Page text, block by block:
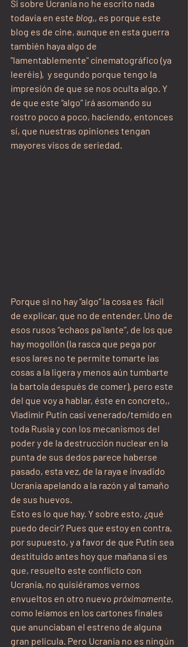
Si sobre Ucrania no he escrito nada
todavía en este blog,, es porque este
blog es de cine, aunque en esta guerra
también haya algo de
"lamentablemente" cinematográfico (ya
leeréis),  y segundo porque tengo la
impresión de que se nos oculta algo. Y
de que este “algo” irá asomando su
rostro poco a poco, haciendo, entonces
sí, que nuestras opiniones tengan
mayores visos de seriedad.
Porque si no hay “algo” la cosa es  fácil
de explicar, que no de entender. Uno de
esos rusos “echaos pa´lante”, de los que
hay mogollón (la rasca que pega por
esos lares no te permite tomarte las
cosas a la ligera y menos aún tumbarte
la bartola después de comer), pero este
del que voy a hablar, éste en concreto,,
Vladimir Putin casi venerado/temido en
toda Rusia y con los mecanismos del
poder y de la destrucción nuclear en la
punta de sus dedos parece haberse
pasado, esta vez, de la raya e invadido
Ucrania apelando a la razón y al tamaño
de sus huevos.
Esto es lo que hay. Y sobre esto, ¿qué
puedo decir? Pues que estoy en contra,
por supuesto, y a favor de que Putin sea
destituido antes hoy que mañana si es
que, resuelto este conflicto con
Ucrania, no quisiéramos vernos
envueltos en otro nuevo próximamente,
como leíamos en los cartones finales
que anunciaban el estreno de alguna
gran película. Pero Ucrania no es ningún